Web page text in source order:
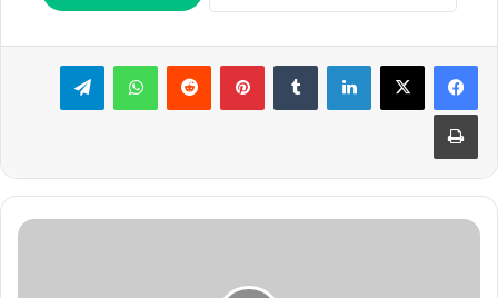
لینکدین ‫تامبلر پینترست‫رددیت واتس آپ تلگرام
چاپ
لمینت